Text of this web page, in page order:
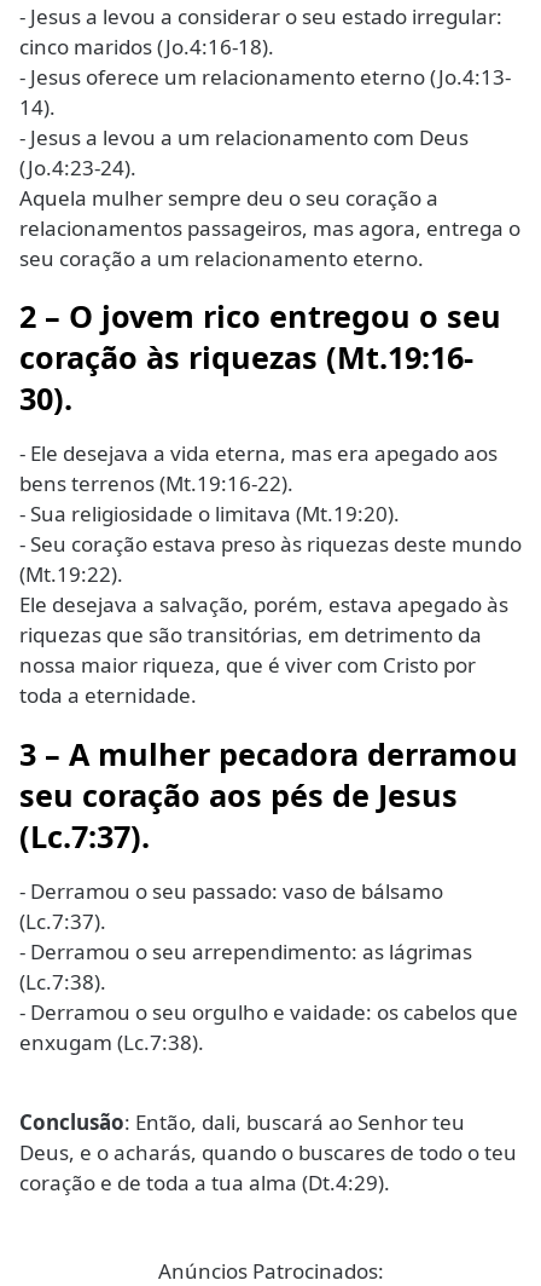
- Jesus a levou a considerar o seu estado irregular:
cinco maridos (Jo.4:16-18).
- Jesus oferece um relacionamento eterno (Jo.4:13-
14).
- Jesus a levou a um relacionamento com Deus
(Jo.4:23-24).
Aquela mulher sempre deu o seu coração a
relacionamentos passageiros, mas agora, entrega o
seu coração a um relacionamento eterno.
2 – O jovem rico entregou o seu
coração às riquezas (Mt.19:16-
30).
- Ele desejava a vida eterna, mas era apegado aos
bens terrenos (Mt.19:16-22).
- Sua religiosidade o limitava (Mt.19:20).
- Seu coração estava preso às riquezas deste mundo
(Mt.19:22).
Ele desejava a salvação, porém, estava apegado às
riquezas que são transitórias, em detrimento da
nossa maior riqueza, que é viver com Cristo por
toda a eternidade.
3 – A mulher pecadora derramou
seu coração aos pés de Jesus
(Lc.7:37).
- Derramou o seu passado: vaso de bálsamo
(Lc.7:37).
- Derramou o seu arrependimento: as lágrimas
(Lc.7:38).
- Derramou o seu orgulho e vaidade: os cabelos que
enxugam (Lc.7:38).
Conclusão: Então, dali, buscará ao Senhor teu
Deus, e o acharás, quando o buscares de todo o teu
coração e de toda a tua alma (Dt.4:29).
Anúncios Patrocinados: